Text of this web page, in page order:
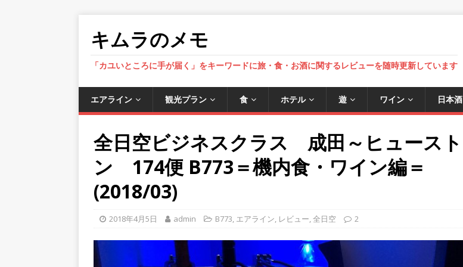
キムラのメモ
「カユいところに手が届く」をキーワードに旅・食・お酒に関するレビューを随時更新しています
エアライン 観光プラン 食 ホテル 遊 ワイン 日本酒
全日空ビジネスクラス 成田～ヒュースト
ン 174便 B773＝機内食・ワイン編＝
(2018/03)
2018年4月5日 admin B773, エアライン, レビュー,全日空 2